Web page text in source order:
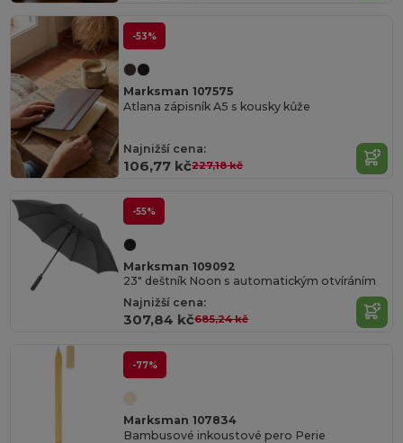
-53%
Marksman 107575
Atlana zápisník A5 s kousky kůže
Najnižší cena:
106,77 kč227,18 kč
-55%
Marksman 109092
23" deštník Noon s automatickým otvíráním
Najnižší cena:
307,84 kč685,24 kč
-77%
Marksman 107834
Bambusové inkoustové pero Perie